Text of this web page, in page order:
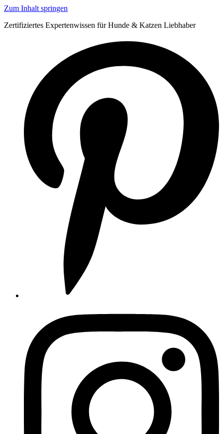
Zum Inhalt springen
Zertifiziertes Expertenwissen für Hunde & Katzen Liebhaber